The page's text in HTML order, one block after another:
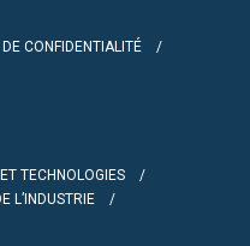
CONFIDENTIALITÉ
TECHNOLOGIES
L’INDUSTRIE